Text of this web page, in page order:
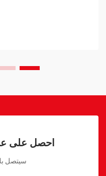
احصل على
سيتصل